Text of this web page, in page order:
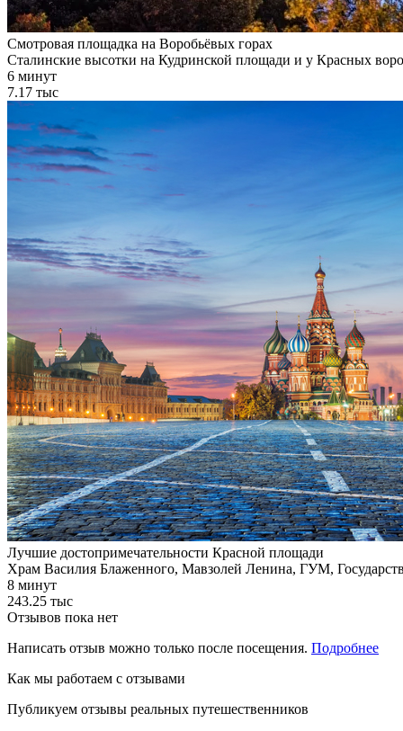
Смотровая площадка на Воробьёвых горах
Сталинские высотки на Кудринской площади и у Красных
6 минут
7.17 тыс
Лучшие достопримечательности Красной площади
Храм Василия Блаженного, Мавзолей Ленина, ГУМ,
8 минут
243.25 тыс
Отзывов пока нет
Написать отзыв можно только после посещения. Подробнее
Как мы работаем с отзывами
Публикуем отзывы реальных путешественников